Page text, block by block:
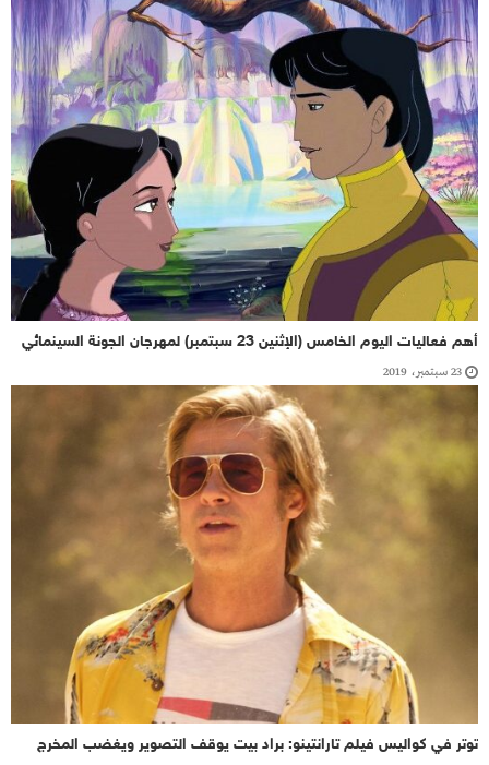
أهم فعاليات اليوم الخامس (الإثنين 23 سبتمبر) لمهرجان الجونة السينمائي
23 سبتمبر، 2019
توتر في كواليس فيلم تارانتينو: براد بيت يوقف التصوير ويغضب المخرج